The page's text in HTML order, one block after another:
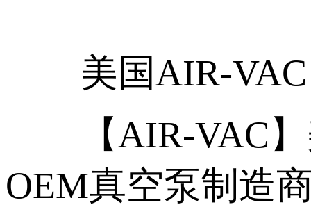
美国AIR-
【AIR-VAC】
OEM真空泵制造